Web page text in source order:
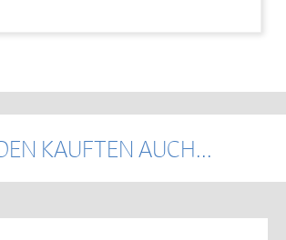
KAUFTEN AUCH...